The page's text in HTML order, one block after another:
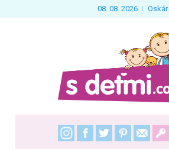
08. 08. 2026 Oskár